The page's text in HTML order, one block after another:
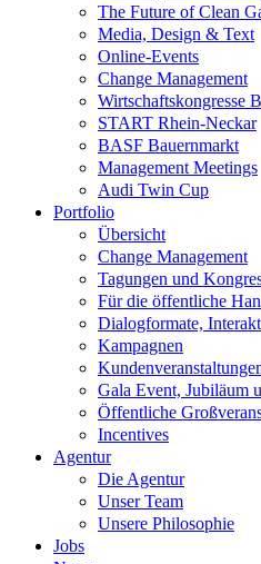
The Future of Clean
Media, Design & Text
Online-Events
Change Management
Wirtschaftskongresse
START Rhein-Neckar
BASF Bauernmarkt
Management Meetings
Audi Twin Cup
Portfolio
Übersicht
Change Management
Tagungen und
Für die öffentliche
Dialogformate,
Kampagnen
Gala Event, Jubiläum
Öffentliche
Incentives
Agentur
Die Agentur
Unser Team
Unsere Philosophie
Jobs